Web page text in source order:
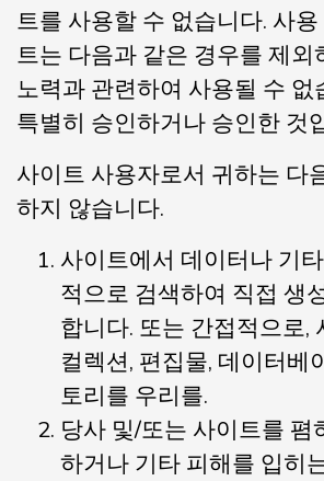
트를 사용할 수 없습니다. 사용
트는 다음과 같은 경우를 제외
노력과 관련하여 사용될 수 없
특별히 승인하거나 승인한 것
사이트 사용자로서 귀하는 다
하지 않습니다.
사이트에서 데이터나 기
적으로 검색하여 직접 생
합니다. 또는 간접적으로,
컬렉션, 편집물, 데이터베
토리를 우리를.
당사 및/또는 사이트를 폄
하거나 기타 피해를 입히